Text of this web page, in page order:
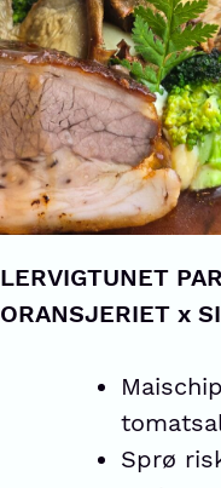
LERVIGTUNET
ORANSJERIET x
Sprø